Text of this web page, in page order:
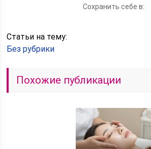
Сохранить себе в:
Статьи на тему:
Без рубрики
Похожие публикации